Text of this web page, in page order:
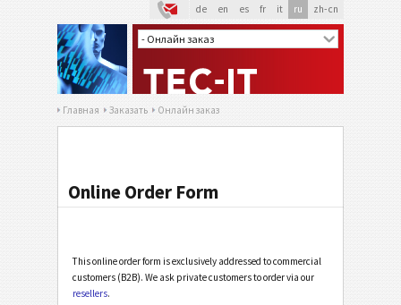
de en es fr it ru zh-cn
Главная Заказать Онлайн заказ
Online Order Form
This online order form is exclusively addressed to commercial
customers (B2B). We ask private customers to order via our
resellers.